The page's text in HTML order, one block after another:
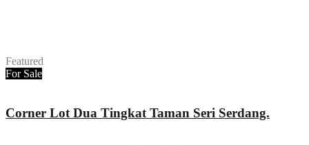
Featured
For Sale
Corner Lot Dua Tingkat Taman Seri Serdang.